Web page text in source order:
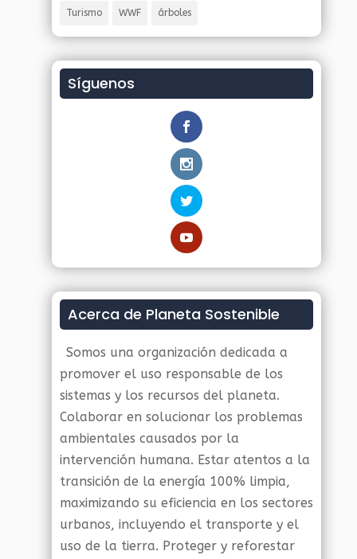
Turismo WWF árboles
Síguenos
Acerca de Planeta Sostenible
Somos una organización dedicada a
promover el uso responsable de los
sistemas y los recursos del planeta.
Colaborar en solucionar los problemas
ambientales causados por la
intervención humana. Estar atentos a la
transición de la energía 100% limpia,
maximizando su eficiencia en los sectores
urbanos, incluyendo el transporte y el
uso de la tierra. Proteger y reforestar